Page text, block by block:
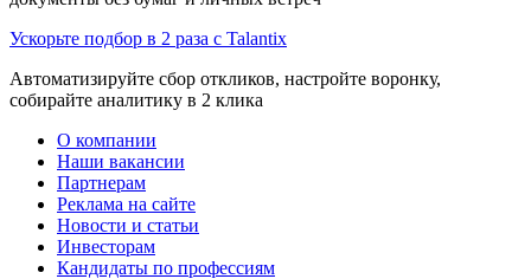
Ускорьте подбор в 2 раза с Talantix
Автоматизируйте сбор откликов, настройте воронку,
собирайте аналитику в 2 клика
О компании
Наши вакансии
Партнерам
Реклама на сайте
Новости и статьи
Инвесторам
Кандидаты по профессиям